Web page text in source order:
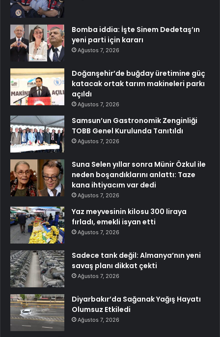
Bomba iddia: İşte Sinem Dedetaş’ın
yeni parti için kararı
Ağustos 7, 2026
Doğanşehir’de buğday üretimine güç
katacak ortak tarım makineleri parkı
açıldı
Ağustos 7, 2026
Samsun’un Gastronomik Zenginliği
TOBB Genel Kurulunda Tanıtıldı
Ağustos 7, 2026
Suna Selen yıllar sonra Münir Özkul ile
neden boşandıklarını anlattı: Taze
kana ihtiyacım var dedi
Ağustos 7, 2026
Yaz meyvesinin kilosu 300 liraya
fırladı, emekli isyan etti
Ağustos 7, 2026
Sadece tank değil: Almanya’nın yeni
savaş planı dikkat çekti
Ağustos 7, 2026
Diyarbakır’da Sağanak Yağış Hayatı
Olumsuz Etkiledi
Ağustos 7, 2026